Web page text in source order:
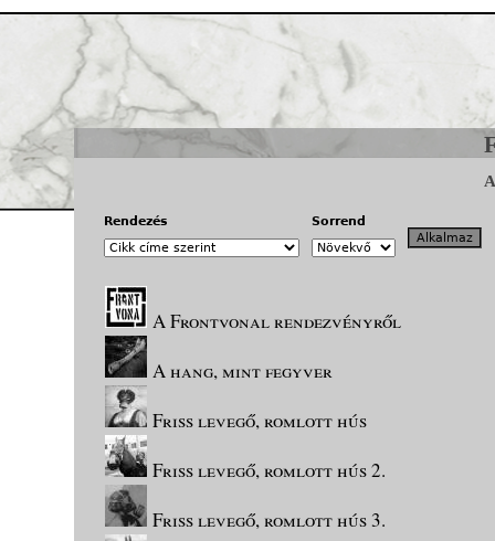
Jump to navigation
Rendezés Sorrend
A Frontvonal rendezvényről
A hang, mint fegyver
Friss levegő, romlott hús
Friss levegő, romlott hús 2.
Friss levegő, romlott hús 3.